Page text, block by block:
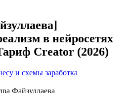
в нейросетях
Creator (2026)
и схемы заработка
Файзуллаева